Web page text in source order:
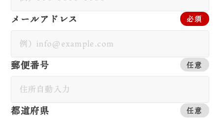
必須
メールアドレス
任意
郵便番号
任意
都道府県